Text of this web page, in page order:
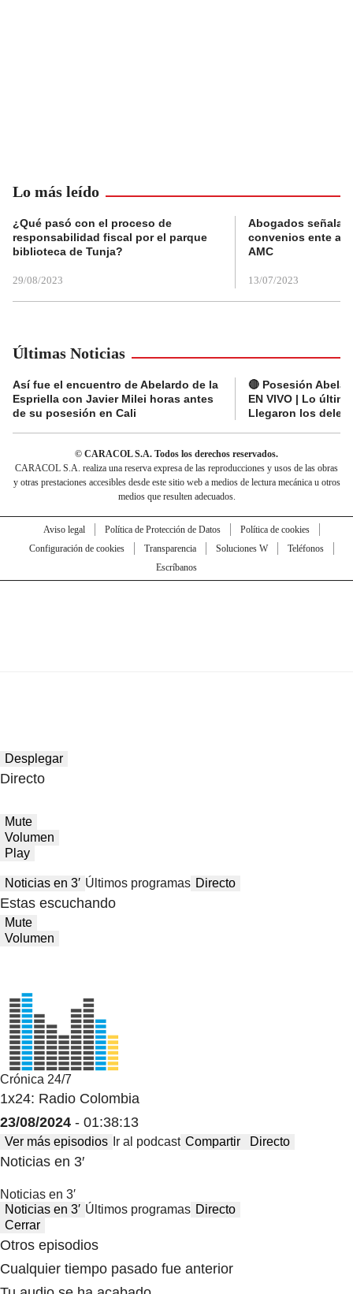
Lo más leído
¿Qué pasó con el proceso de
responsabilidad fiscal por el parque
biblioteca de Tunja?
29/08/2023
Abogados
convenios ente
AMC
13/07/2023
Últimas Noticias
Así fue el encuentro de Abelardo de la
Espriella con Javier Milei horas antes
de su posesión en Cali
🔴 Posesión
EN VIVO | Lo
Llegaron los
© CARACOL S.A. Todos los derechos reservados.
CARACOL S.A. realiza una reserva expresa de las reproducciones y usos de las obras
y otras prestaciones accesibles desde este sitio web a medios de lectura mecánica u otros
medios que resulten adecuados.
Aviso legal Política de Protección de Datos
Política de cookies
Configuración de cookies
Transparencia Soluciones W
Teléfonos
Escríbanos
Desplegar
Directo
Mute
Volumen
Play
Noticias en 3′ Últimos programas Directo
Estas escuchando
Mute
Volumen
Crónica 24/7
1x24: Radio Colombia
23/08/2024 - 01:38:13
Ver más episodios Ir al podcast Compartir Directo
Noticias en 3′
Noticias en 3′
Noticias en 3′ Últimos programas Directo
Cerrar
Otros episodios
Cualquier tiempo pasado fue anterior